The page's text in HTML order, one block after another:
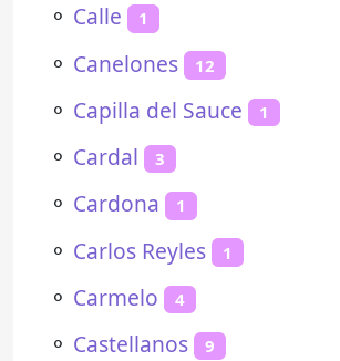
⚬ Calle 1
⚬ Canelones 12
⚬ Capilla del Sauce 1
⚬ Cardal 3
⚬ Cardona 1
⚬ Carlos Reyles 1
⚬ Carmelo 4
⚬ Castellanos 9